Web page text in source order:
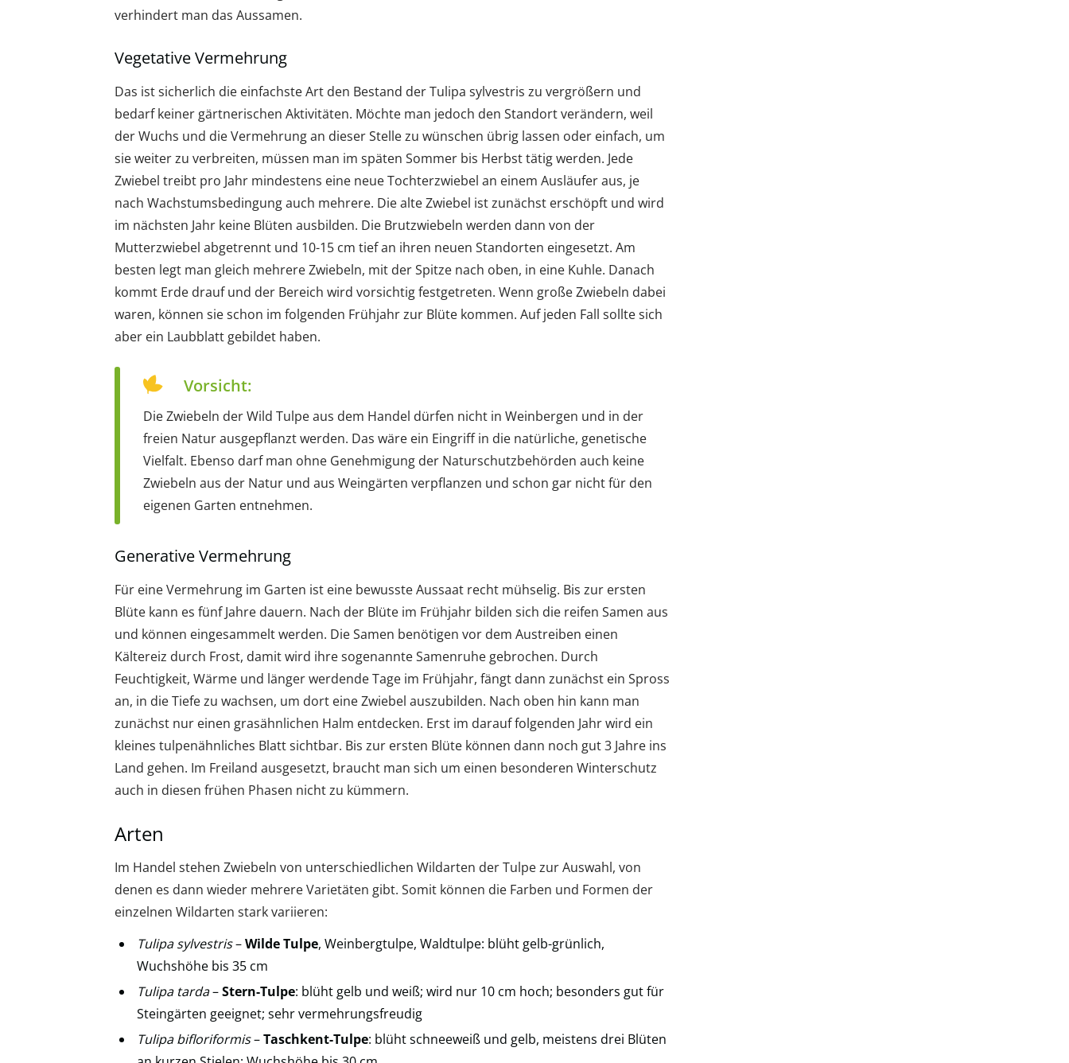
verhindert man das Aussamen.
Vegetative Vermehrung
Das ist sicherlich die einfachste Art den Bestand der Tulipa sylvestris zu vergrößern und
bedarf keiner gärtnerischen Aktivitäten. Möchte man jedoch den Standort verändern, weil
der Wuchs und die Vermehrung an dieser Stelle zu wünschen übrig lassen oder einfach, um
sie weiter zu verbreiten, müssen man im späten Sommer bis Herbst tätig werden. Jede
Zwiebel treibt pro Jahr mindestens eine neue Tochterzwiebel an einem Ausläufer aus, je
nach Wachstumsbedingung auch mehrere. Die alte Zwiebel ist zunächst erschöpft und wird
im nächsten Jahr keine Blüten ausbilden. Die Brutzwiebeln werden dann von der
Mutterzwiebel abgetrennt und 10-15 cm tief an ihren neuen Standorten eingesetzt. Am
besten legt man gleich mehrere Zwiebeln, mit der Spitze nach oben, in eine Kuhle. Danach
kommt Erde drauf und der Bereich wird vorsichtig festgetreten. Wenn große Zwiebeln dabei
waren, können sie schon im folgenden Frühjahr zur Blüte kommen. Auf jeden Fall sollte sich
aber ein Laubblatt gebildet haben.
Vorsicht:
Die Zwiebeln der Wild Tulpe aus dem Handel dürfen nicht in Weinbergen und in der
freien Natur ausgepflanzt werden. Das wäre ein Eingriff in die natürliche, genetische
Vielfalt. Ebenso darf man ohne Genehmigung der Naturschutzbehörden auch keine
Zwiebeln aus der Natur und aus Weingärten verpflanzen und schon gar nicht für den
eigenen Garten entnehmen.
Generative Vermehrung
Für eine Vermehrung im Garten ist eine bewusste Aussaat recht mühselig. Bis zur ersten
Blüte kann es fünf Jahre dauern. Nach der Blüte im Frühjahr bilden sich die reifen Samen aus
und können eingesammelt werden. Die Samen benötigen vor dem Austreiben einen
Kältereiz durch Frost, damit wird ihre sogenannte Samenruhe gebrochen. Durch
Feuchtigkeit, Wärme und länger werdende Tage im Frühjahr, fängt dann zunächst ein Spross
an, in die Tiefe zu wachsen, um dort eine Zwiebel auszubilden. Nach oben hin kann man
zunächst nur einen grasähnlichen Halm entdecken. Erst im darauf folgenden Jahr wird ein
kleines tulpenähnliches Blatt sichtbar. Bis zur ersten Blüte können dann noch gut 3 Jahre ins
Land gehen. Im Freiland ausgesetzt, braucht man sich um einen besonderen Winterschutz
auch in diesen frühen Phasen nicht zu kümmern.
Arten
Im Handel stehen Zwiebeln von unterschiedlichen Wildarten der Tulpe zur Auswahl, von
denen es dann wieder mehrere Varietäten gibt. Somit können die Farben und Formen der
einzelnen Wildarten stark variieren:
Tulipa sylvestris–Wilde Tulpe, Weinbergtulpe, Waldtulpe: blüht gelb-grünlich,
Wuchshöhe bis 35 cm
Tulipa tarda–Stern-Tulpe: blüht gelb und weiß; wird nur 10 cm hoch; besonders gut für
Steingärten geeignet; sehr vermehrungsfreudig
Tulipa bifloriformis–Taschkent-Tulpe: blüht schneeweiß und gelb, meistens drei Blüten